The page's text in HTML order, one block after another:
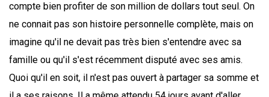
compte bien profiter de son million de dollars tout seul. On
ne connait pas son histoire personnelle complète, mais on
imagine qu'il ne devait pas très bien s'entendre avec sa
famille ou qu'il s'est récemment disputé avec ses amis.
Quoi qu'il en soit, il n'est pas ouvert à partager sa somme et